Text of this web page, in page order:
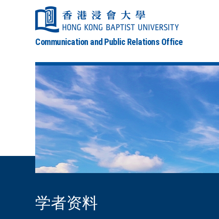
Communication and Public Relations Office
学者资料